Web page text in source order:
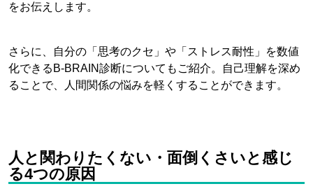
をお伝えします。
さらに、自分の「思考のクセ」や「ストレス耐性」を数値
化できるB-BRAIN診断についてもご紹介。自己理解を深め
ることで、人間関係の悩みを軽くすることができます。
人と関わりたくない・面倒くさいと感じ
る4つの原因